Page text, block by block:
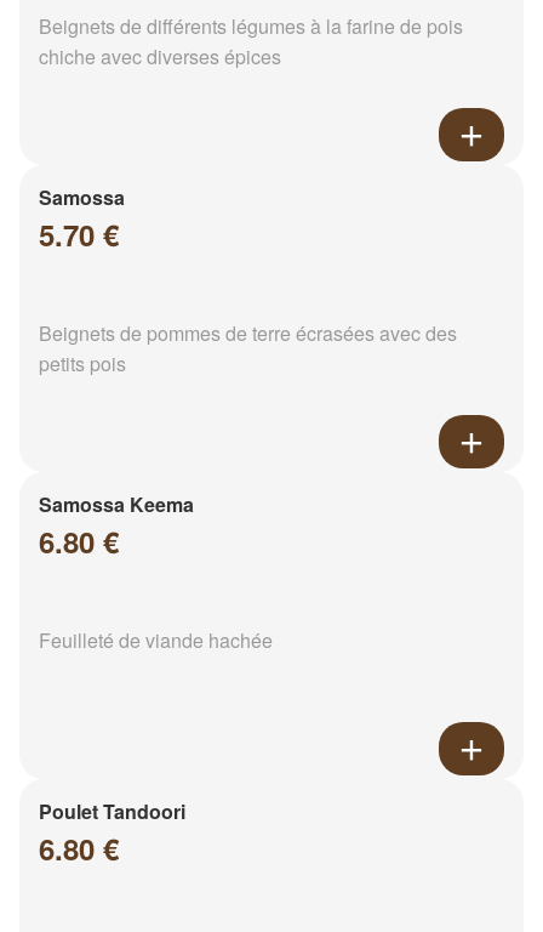
Beignets de différents légumes à la farine de pois
chiche avec diverses épices
Samossa
5.70 €
Beignets de pommes de terre écrasées avec des
petits pois
Samossa Keema
6.80 €
Feuilleté de viande hachée
Poulet Tandoori
6.80 €